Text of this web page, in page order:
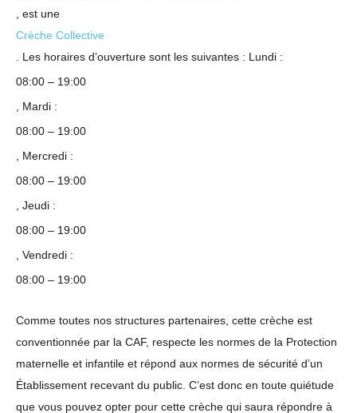
, est une
Crèche Collective
. Les horaires d’ouverture sont les suivantes : Lundi :
08:00 – 19:00
, Mardi :
08:00 – 19:00
, Mercredi :
08:00 – 19:00
, Jeudi :
08:00 – 19:00
, Vendredi :
08:00 – 19:00
Comme toutes nos structures partenaires, cette crèche est
conventionnée par la CAF, respecte les normes de la Protection
maternelle et infantile et répond aux normes de sécurité d’un
Établissement recevant du public. C’est donc en toute quiétude
que vous pouvez opter pour cette crèche qui saura répondre à